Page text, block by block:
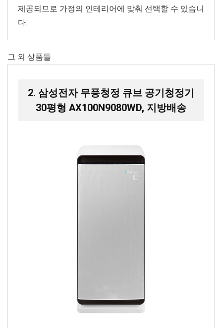
제공되므로 가정의 인테리어에 맞춰 선택할 수 있습니
다.
그 외 상품들
2. 삼성전자 무풍청정 큐브 공기청정기
30평형 AX100N9080WD, 지방배송